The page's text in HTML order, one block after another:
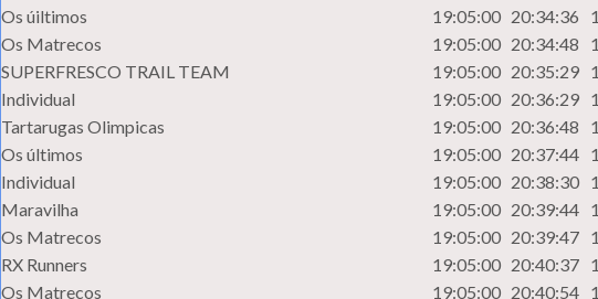
Os úiltimos 19:05:00 20:34:36
Os Matrecos 19:05:00 20:34:48
SUPERFRESCO TRAIL TEAM 19:05:00 20:35:29
Individual 19:05:00 20:36:29
Tartarugas Olimpicas 19:05:00 20:36:48
Os últimos 19:05:00 20:37:44
Individual 19:05:00 20:38:30
Maravilha 19:05:00 20:39:44
Os Matrecos 19:05:00 20:39:47
RX Runners 19:05:00 20:40:37
Os Matrecos 19:05:00 20:40:54